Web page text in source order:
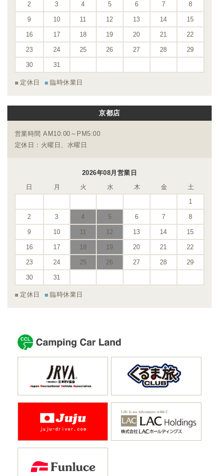
2 3 4 5 6 7 8
9 10 11 12 13 14 15
16 17 18 19 20 21 22
23 24 25 26 27 28 29
30 31
定休日 臨時休業日
京都店
営業時間 AM10:00～PM5:00
定休日：火曜日、水曜日
2026年08月営業日
日
月 火 水 木 金
土
1
2 3 4 5 6 7 8
9 10 11 12 13 14 15
16 17 18 19 20 21 22
23 24 25 26 27 28 29
30 31
定休日 臨時休業日